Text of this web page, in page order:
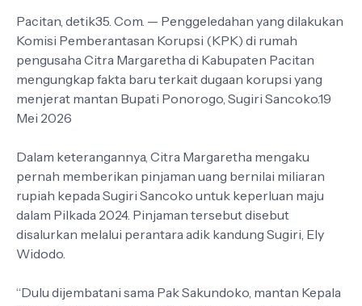
Pacitan, detik35. Com. — Penggeledahan yang dilakukan
Komisi Pemberantasan Korupsi (KPK) di rumah
pengusaha Citra Margaretha di Kabupaten Pacitan
mengungkap fakta baru terkait dugaan korupsi yang
menjerat mantan Bupati Ponorogo, Sugiri Sancoko.19
Mei 2026
Dalam keterangannya, Citra Margaretha mengaku
pernah memberikan pinjaman uang bernilai miliaran
rupiah kepada Sugiri Sancoko untuk keperluan maju
dalam Pilkada 2024. Pinjaman tersebut disebut
disalurkan melalui perantara adik kandung Sugiri, Ely
Widodo.
“Dulu dijembatani sama Pak Sakundoko, mantan Kepala